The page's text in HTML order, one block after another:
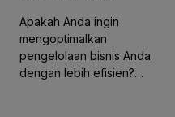
Accurate Online
Bersama Maksi
Apakah Anda ingin
mengoptimalkan
pengelolaan bisnis Anda
dengan lebih efisien?